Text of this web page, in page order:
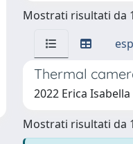
Mostrati risultati da
Thermal
2022 Erica
Mostrati risultati da